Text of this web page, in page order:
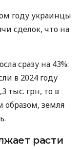
году украинцы
сделок, что на
сразу на 43%:
в 2024 году
тыс. грн, то в
образом, земля
расти